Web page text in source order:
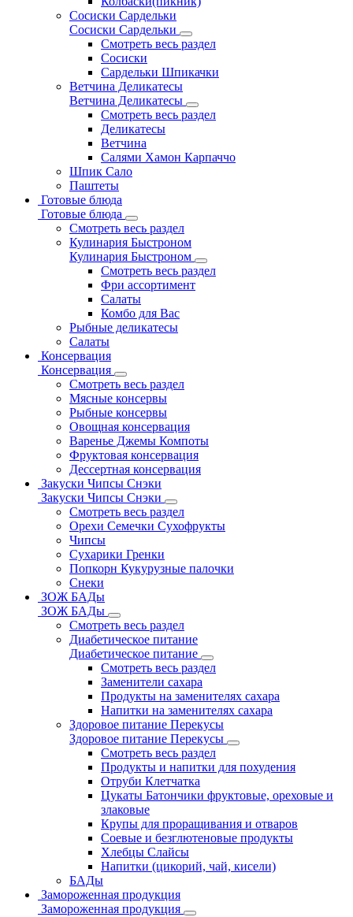
Сосиски Сардельки
Сосиски Сардельки
Смотреть весь раздел
Сосиски
Сардельки Шпикачки
Ветчина Деликатесы
Ветчина Деликатесы
Смотреть весь раздел
Деликатесы
Ветчина
Салями Хамон Карпаччо
Шпик Сало
Паштеты
Готовые блюда
Готовые блюда
Смотреть весь раздел
Кулинария Быстроном
Кулинария Быстроном
Смотреть весь раздел
Фри ассортимент
Салаты
Комбо для Вас
Рыбные деликатесы
Салаты
Консервация
Консервация
Смотреть весь раздел
Мясные консервы
Рыбные консервы
Овощная консервация
Варенье Джемы Компоты
Фруктовая консервация
Дессертная консервация
Закуски Чипсы Снэки
Закуски Чипсы Снэки
Смотреть весь раздел
Орехи Семечки Сухофрукты
Чипсы
Сухарики Гренки
Попкорн Кукурузные палочки
Снеки
ЗОЖ БАДы
ЗОЖ БАДы
Смотреть весь раздел
Диабетическое питание
Диабетическое питание
Смотреть весь раздел
Заменители сахара
Продукты на заменителях сахара
Напитки на заменителях сахара
Здоровое питание Перекусы
Здоровое питание Перекусы
Смотреть весь раздел
Продукты и напитки для похудения
Отруби Клетчатка
Цукаты Батончики фруктовые, ореховые и
злаковые
Крупы для проращивания и отваров
Соевые и безглютеновые продукты
Хлебцы Слайсы
Напитки (цикорий, чай, кисели)
БАДы
Замороженная продукция
Замороженная продукция